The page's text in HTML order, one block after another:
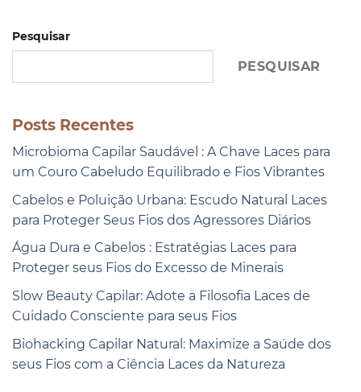
Pesquisar
PESQUISAR
Posts Recentes
Microbioma Capilar Saudável : A Chave Laces para
um Couro Cabeludo Equilibrado e Fios Vibrantes
Cabelos e Poluição Urbana: Escudo Natural Laces
para Proteger Seus Fios dos Agressores Diários
Água Dura e Cabelos : Estratégias Laces para
Proteger seus Fios do Excesso de Minerais
Slow Beauty Capilar: Adote a Filosofia Laces de
Cuidado Consciente para seus Fios
Biohacking Capilar Natural: Maximize a Saúde dos
seus Fios com a Ciência Laces da Natureza